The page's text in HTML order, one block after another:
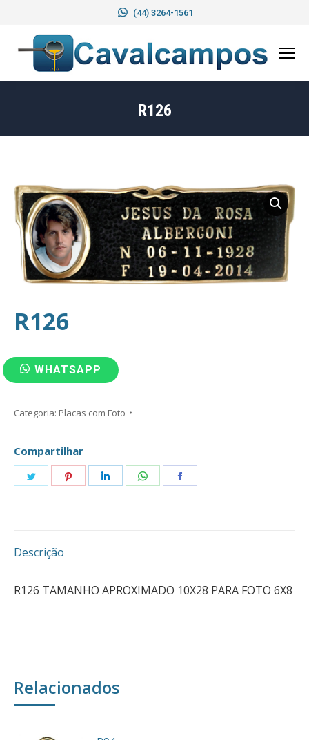
(44) 3264-1561
R126
R126
WHATSAPP
Categoria: Placas com Foto
Compartilhar
CompartilharCompartilharCompartilharCompartilhar
Descrição
R126 TAMANHO APROXIMADO 10X28 PARA FOTO 6X8
Relacionados